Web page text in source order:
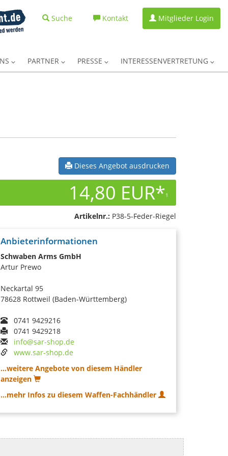
Suche Kontakt Mitglieder Login
PARTNER PRESSE INTERESSENVERTRETUNG
Dieses Angebot ausdrucken
14,80 EUR*1
Artikelnr.: P38-5-Feder-Riegel
Anbieterinformationen
Schwaben Arms GmbH
Artur Prewo
Neckartal 95
78628 Rottweil (Baden-Württemberg)
0741 9429216
0741 9429218
info@sar-shop.de
www.sar-shop.de
...weitere Angebote von diesem Händler
anzeigen
...mehr Infos zu diesem Waffen-Fachhändler